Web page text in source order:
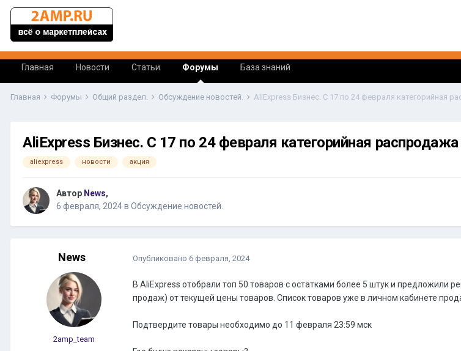
Главная Новости Статьи Форумы База знаний
Главная Форумы Общий раздел. Обсуждение новостей.
AliExpress Бизнес. С 17 по 24 февраля категорийная
aliexpress новости акция
Автор News,
6 февраля, 2024в Обсуждение новостей.
News
2amp_team
Опубликовано 6 февраля, 2024
В AliExpress отобрали топ 50 товаров с остатками более 5 штук и предложили
продаж) от текущей цены товаров. Список товаров уже в личном кабинете
Подтвердите товары необходимо до 11 февраля 23:59 мск